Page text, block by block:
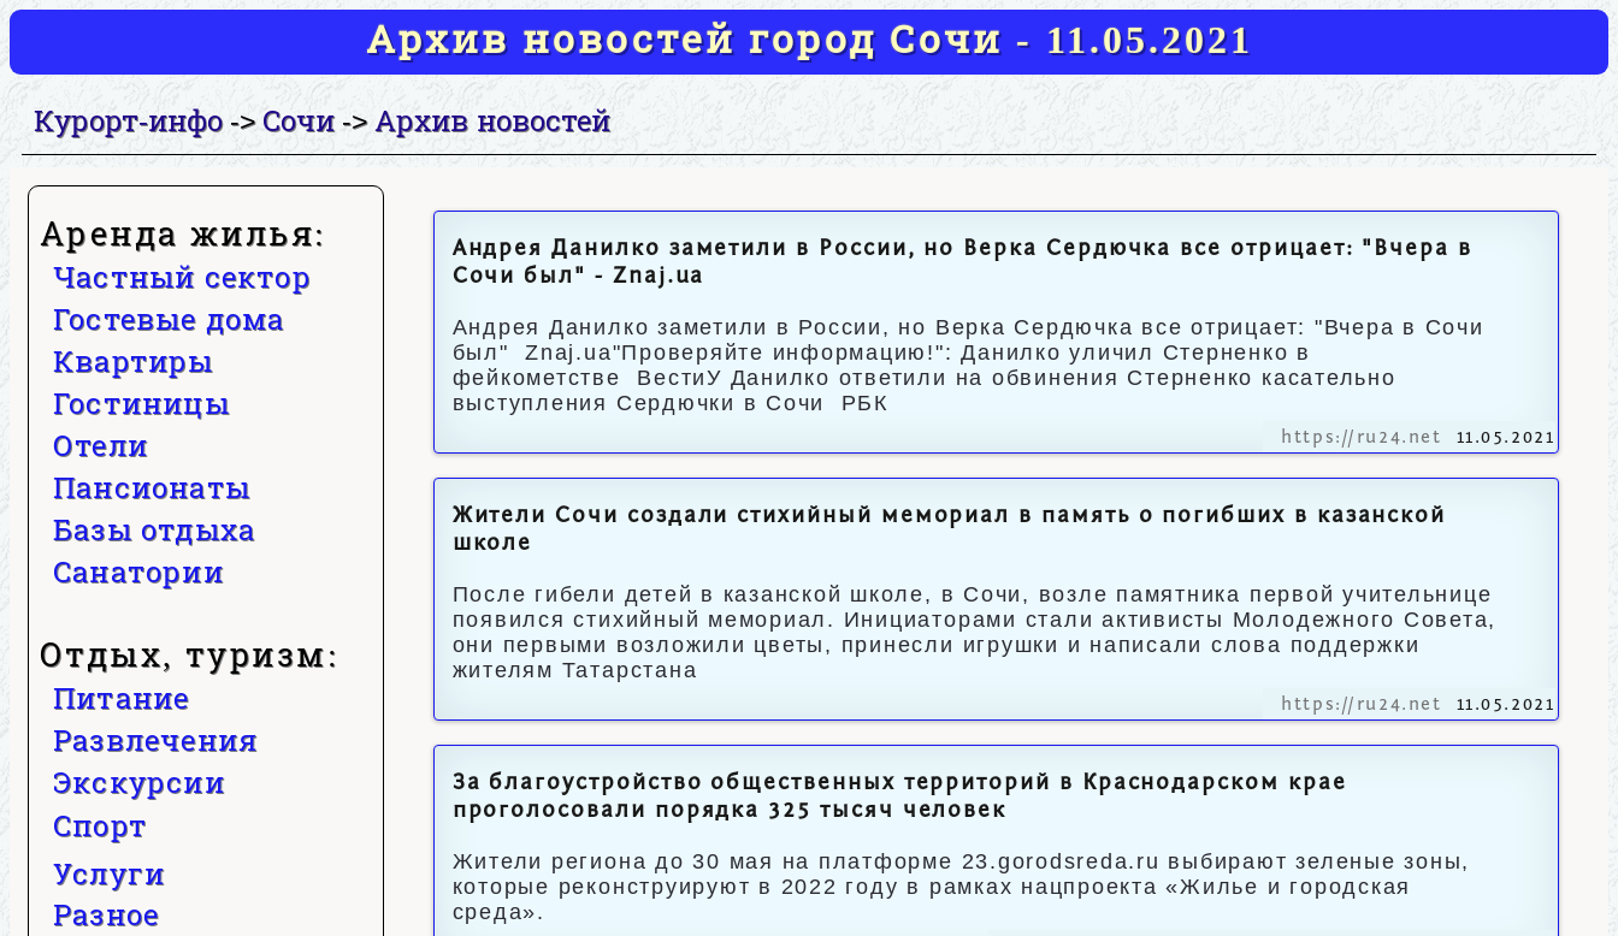
Архив новостей город Сочи - 11.05.2021
Курорт-инфо-> Сочи->Архив новостей
Аренда жилья:
Частный сектор
Гостевые дома
Квартиры
Гостиницы
Отели
Пансионаты
Базы отдыха
Санатории
Отдых, туризм:
Питание
Развлечения
Экскурсии
Спорт
Услуги
Разное
Андрея Данилко заметили в России, но Верка Сердючка все отрицает: "Вчера в
Сочи был" - Znaj.ua
Андрея Данилко заметили в России, но Верка Сердючка все отрицает: "Вчера в Сочи
был" Znaj.ua"Проверяйте информацию!": Данилко уличил Стерненко в
фейкометстве ВестиУ Данилко ответили на обвинения Стерненко касательно
выступления Сердючки в Сочи РБК
https://ru24.net 11.05.2021
Жители Сочи создали стихийный мемориал в память о погибших в казанской
школе
После гибели детей в казанской школе, в Сочи, возле памятника первой учительнице
появился стихийный мемориал. Инициаторами стали активисты Молодежного Совета,
они первыми возложили цветы, принесли игрушки и написали слова поддержки
жителям Татарстана
https://ru24.net 11.05.2021
За благоустройство общественных территорий в Краснодарском крае
проголосовали порядка 325 тысяч человек
Жители региона до 30 мая на платформе 23.gorodsreda.ru выбирают зеленые зоны,
которые реконструируют в 2022 году в рамках нацпроекта «Жилье и городская
среда».